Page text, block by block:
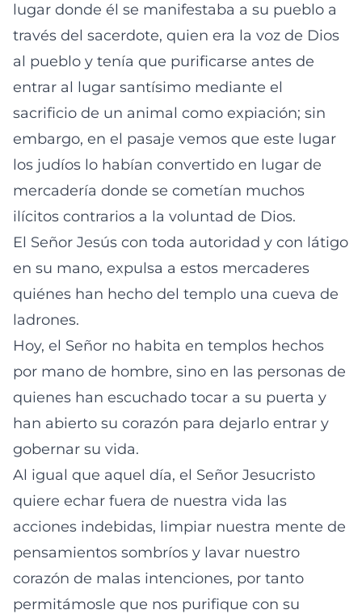
lugar donde él se manifestaba a su pueblo a
través del sacerdote, quien era la voz de Dios
al pueblo y tenía que purificarse antes de
entrar al lugar santísimo mediante el
sacrificio de un animal como expiación; sin
embargo, en el pasaje vemos que este lugar
los judíos lo habían convertido en lugar de
mercadería donde se cometían muchos
ilícitos contrarios a la voluntad de Dios.
El Señor Jesús con toda autoridad y con látigo
en su mano, expulsa a estos mercaderes
quiénes han hecho del templo una cueva de
ladrones.
Hoy, el Señor no habita en templos hechos
por mano de hombre, sino en las personas de
quienes han escuchado tocar a su puerta y
han abierto su corazón para dejarlo entrar y
gobernar su vida.
Al igual que aquel día, el Señor Jesucristo
quiere echar fuera de nuestra vida las
acciones indebidas, limpiar nuestra mente de
pensamientos sombríos y lavar nuestro
corazón de malas intenciones, por tanto
permitámosle que nos purifique con su